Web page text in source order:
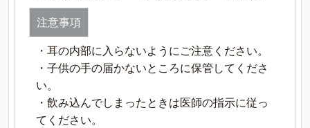
注意事項
・耳の内部に入らないようにご注意ください。
・子供の手の届かないところに保管してくださ
い。
・飲み込んでしまったときは医師の指示に従っ
てください。